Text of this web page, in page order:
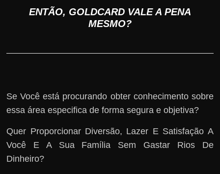
ENTÃO, GOLDCARD VALE A PENA
MESMO?
Se Você está procurando obter conhecimento sobre
essa área especifica de forma segura e objetiva?
Quer Proporcionar Diversão, Lazer E Satisfação A
Você E A Sua Família Sem Gastar Rios De
Dinheiro?